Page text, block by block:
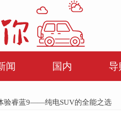
闻 国内 导
验睿蓝9——纯电SUV的全能之选